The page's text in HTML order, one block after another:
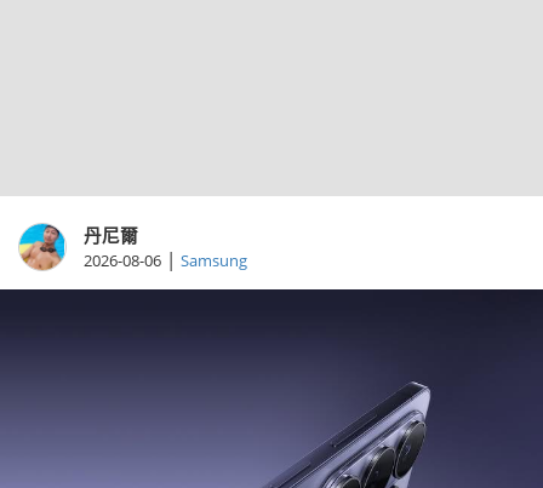
丹尼爾
2026-08-06 | Samsung